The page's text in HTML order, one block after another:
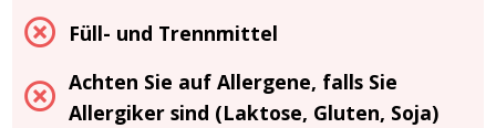
Füll- und Trennmittel
Achten Sie auf Allergene, falls Sie
Allergiker sind (Laktose, Gluten, Soja)